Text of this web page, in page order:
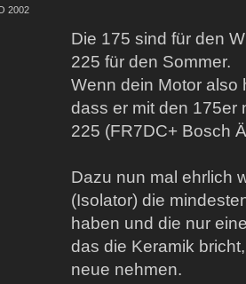
2002
Die 175 sind für den
225 für den Sommer.
Wenn dein Motor also
dass er mit den 175er
225 (FR7DC+ Bosch
Dazu nun mal ehrlich
(Isolator) die
haben und die nur
das die Keramik
neue nehmen.